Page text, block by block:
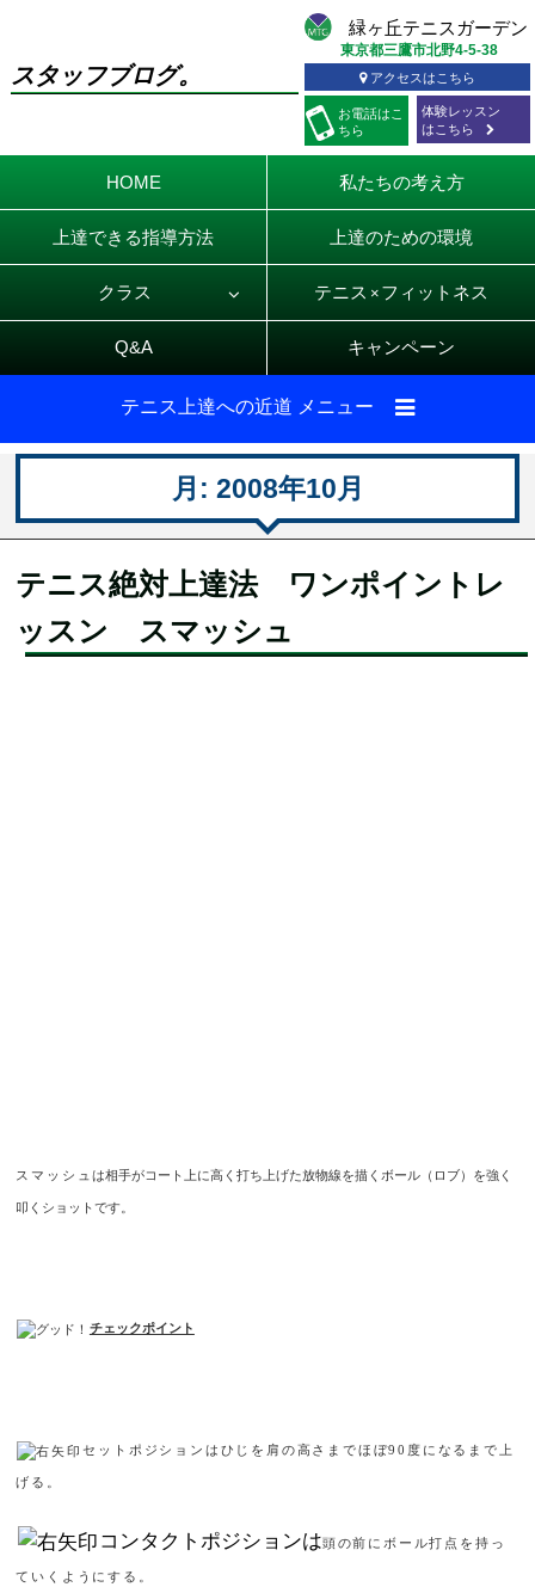
スタッフブログ。
お電話はこ
ちら
東京都三鷹市北野4-5-38
アクセスはこちら
体験レッスン
はこちら
HOME 私たちの考え方
上達できる指導方法 上達のための環境
クラス テニス × フィットネス
Q&A キャンペーン
テニス上達への近道 メニュー
月: 2008年10月
テニス絶対上達法 ワンポイントレ
ッスン スマッシュ
スマッシュは相手がコート上に高く打ち上げた放物線を描くボール（ロブ）を強く
叩くショットです。
チェックポイント
セットポジションはひじを肩の高さまでほぼ90 度になるまで上
げる。
コンタクトポジションは頭の前にボール打点を持っ
ていくようにする。